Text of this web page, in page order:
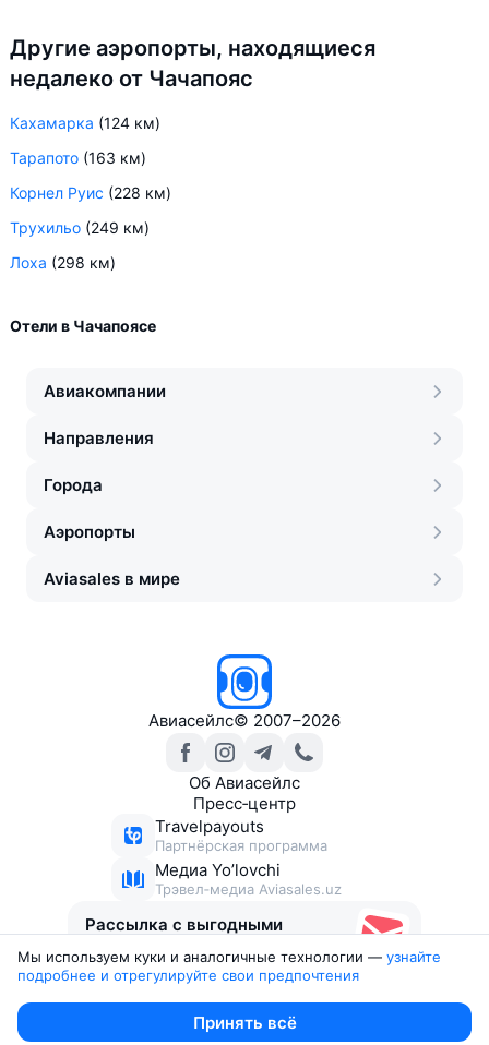
Другие аэропорты, находящиеся
недалеко от Чачапояс
Кахамарка (124 км)
Тарапото (163 км)
Корнел Руис (228 км)
Трухильо (249 км)
Лоха (298 км)
Отели в Чачапоясе
Авиакомпании
Направления
Города
Аэропорты
Aviasales в мире
Авиасейлс© 2007–2026
Об Авиасейлс
Пресс‑центр
Travelpayouts
Партнёрская программа
Медиа Yo’lovchi
Трэвел‑медиа Aviasales.uz
Рассылка с выгодными
Юридические документы
Мы используем куки и аналогичные технологии — узнайте
подробнее и отрегулируйте свои предпочтения
Принять всё